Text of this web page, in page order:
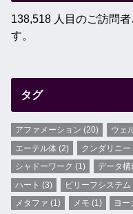
138,518 人目のご訪問
す。
タグ
アファメーション (20) ウェ
エーテル体 (2) クンダリニー
シャドーワーク (1) データ構
ハート (3) ビリーフシステム
メタファ (1) メモ (1) ヨー